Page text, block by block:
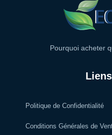
Pourquoi acheter
Politique de Confidentialité
Conditions Générales de